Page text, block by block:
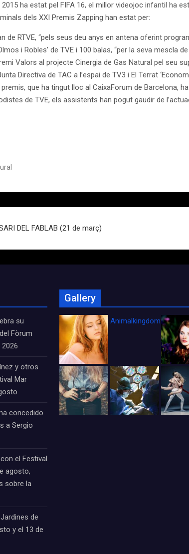
ha estat pel FIFA 16, el millor videojoc infantil ha
dels XXI Premis Zapping han estat per:
de RTVE, “pels seus deu anys en antena oferint
i Robles’ de TVE i 100 balas, “per la seva
Valors al projecte Cinergia de Gas Natural pel seu
Directiva de TAC a l’espai de TV3 i El Terrat
que ha tingut lloc al CaixaForum de Barcelona,
de TVE, els assistents han pogut gaudir de
DEL FABLAB (21 de març)
su
Fòrum
y otros
Mar
concedido
a Sergio
el Festival
agosto,
sobre la
de
y el 13 de
Gallery